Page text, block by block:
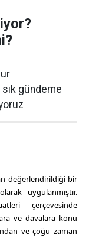
gündeme
değerlendirildiği bir
uygulanmıştır.
çerçevesinde
ve davalara konu
ve çoğu zaman